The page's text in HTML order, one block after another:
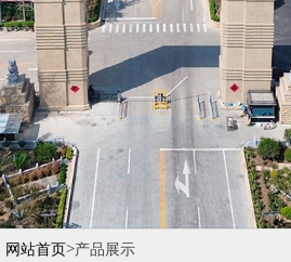
网站首页>产品展示